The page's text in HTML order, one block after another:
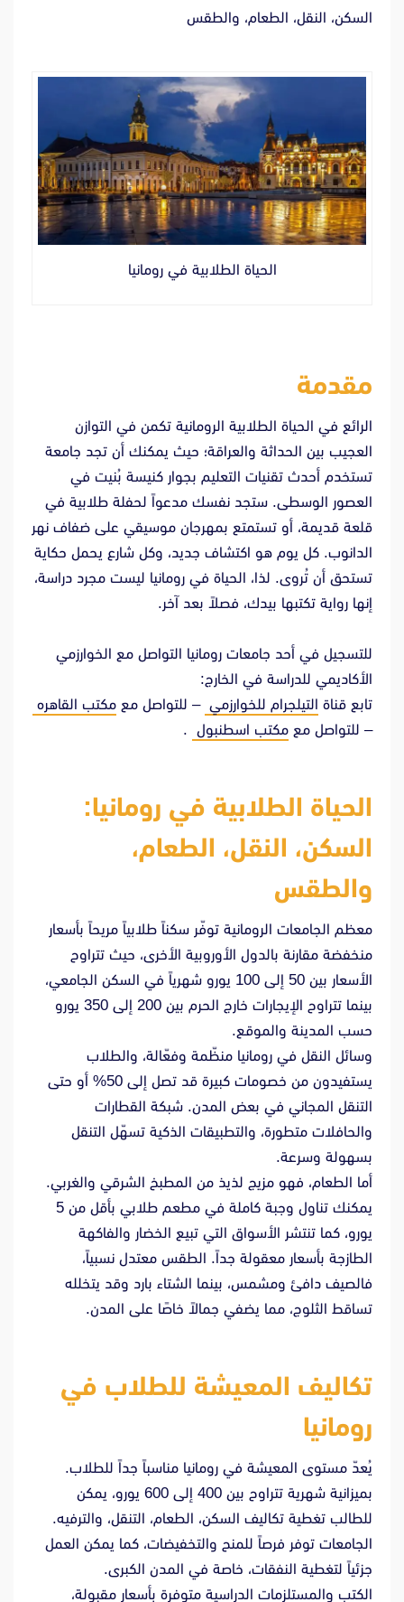
السكن، النقل، الطعام، والطقس
الحياة الطلابية في رومانيا
مقدمة
الرائع في الحياة الطلابية الرومانية تكمن في التوازن
العجيب بين الحداثة والعراقة؛ حيث يمكنك أن تجد جامعة
تستخدم أحدث تقنيات التعليم بجوار كنيسة بُنيت في
العصور الوسطى. ستجد نفسك مدعواً لحفلة طلابية في
قلعة قديمة، أو تستمتع بمهرجان موسيقي على ضفاف نهر
الدانوب. كل يوم هو اكتشاف جديد، وكل شارع يحمل حكاية
تستحق أن تُروى. لذا، الحياة في رومانيا ليست مجرد دراسة،
إنها رواية تكتبها بيدك، فصلاً بعد آخر.
للتسجيل في أحد جامعات رومانيا التواصل مع الخوارزمي
الأكاديمي للدراسة في الخارج:
تابع قناة التيلجرام للخوارزمي – للتواصل مع مكتب القاهره
– للتواصل مع مكتب اسطنبول .
الحياة الطلابية في رومانيا:
السكن، النقل، الطعام،
والطقس
معظم الجامعات الرومانية توفّر سكناً طلابياً مريحاً بأسعار
منخفضة مقارنة بالدول الأوروبية الأخرى، حيث تتراوح
الأسعار بين 50 إلى 100 يورو شهرياً في السكن الجامعي،
بينما تتراوح الإيجارات خارج الحرم بين 200 إلى 350 يورو
حسب المدينة والموقع.
وسائل النقل في رومانيا منظّمة وفعّالة، والطلاب
يستفيدون من خصومات كبيرة قد تصل إلى 50% أو حتى
التنقل المجاني في بعض المدن. شبكة القطارات
والحافلات متطورة، والتطبيقات الذكية تسهّل التنقل
بسهولة وسرعة.
أما الطعام، فهو مزيج لذيذ من المطبخ الشرقي والغربي.
يمكنك تناول وجبة كاملة في مطعم طلابي بأقل من 5
يورو، كما تنتشر الأسواق التي تبيع الخضار والفاكهة
الطازجة بأسعار معقولة جداً. الطقس معتدل نسبياً،
فالصيف دافئ ومشمس، بينما الشتاء بارد وقد يتخلله
تساقط الثلوج، مما يضفي جمالاً خاصًا على المدن.
تكاليف المعيشة للطلاب في
رومانيا
يُعدّ مستوى المعيشة في رومانيا مناسباً جداً للطلاب.
بميزانية شهرية تتراوح بين 400 إلى 600 يورو، يمكن
للطالب تغطية تكاليف السكن، الطعام، التنقل، والترفيه.
الجامعات توفر فرصاً للمنح والتخفيضات، كما يمكن العمل
جزئياً لتغطية النفقات، خاصة في المدن الكبرى.
الكتب والمستلزمات الدراسية متوفرة بأسعار مقبولة،